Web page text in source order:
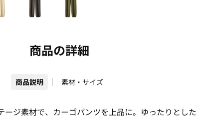
商品の詳細
商品説明 素材・サイズ
ージ素材で、カーゴパンツを上品に。ゆったりとした